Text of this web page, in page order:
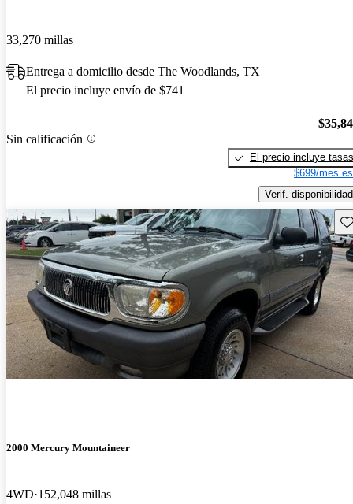
33,270 millas
Entrega a domicilio desde The Woodlands, TX
El precio incluye envío de $741
Sin calificación
El precio incluye tasas
$699/mes
Verif. disponibilidad
2000 Mercury Mountaineer
4WD 152,048 millas